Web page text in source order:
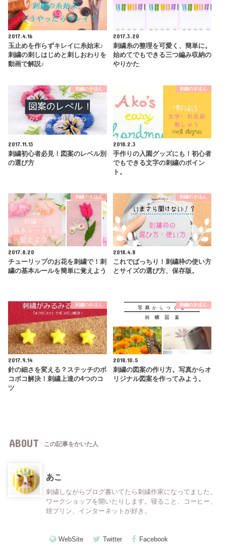
2017.4.16
玉止めを作らずキレイに糸始末♪
刺繍の刺しはじめと刺しおわりを
動画で解説♪
2017.3.20
刺繍糸の整理を可愛く、簡単に。
始めてでもできる三つ編み収納の
やりかた
刺繍のきほん
2017.11.13
刺繍初心者必見！図案のレベル別
の選び方
刺繍のきほん
2018.2.3
手作りの入園グッズにも！初心者
でもできる文字の刺繍のポイン
ト。
刺繍のきほん
2017.8.20
チューリップのお花を刺繍で！刺
繍の基本ルールを簡単に覚えよう
刺繍のきほん
2018.4.8
これでばっちり！刺繍枠の使い方
とサイズの選び方、保存版。
刺繍のきほん
2017.9.14
針の細さを変える？ステッチのボ
コボコ解決！刺繍上達の4つのコ
ツ
刺繍のきほん
2018.10.5
刺繍の図案の作り方。写真からオ
リジナル図案を作ってみよう。
ABOUT この記事をかいた人
あこ
刺繍しながらブログ書いてたら刺繍作家になってました。
ワークショップを開いたりします。寝ること、コーヒー、
焼プリン、インターネットが好き。
WebSite Twitter Facebook